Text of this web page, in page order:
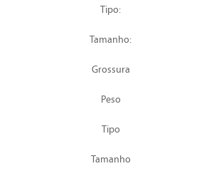
Tipo:
Tamanho:
Grossura
Peso
Tipo
Tamanho